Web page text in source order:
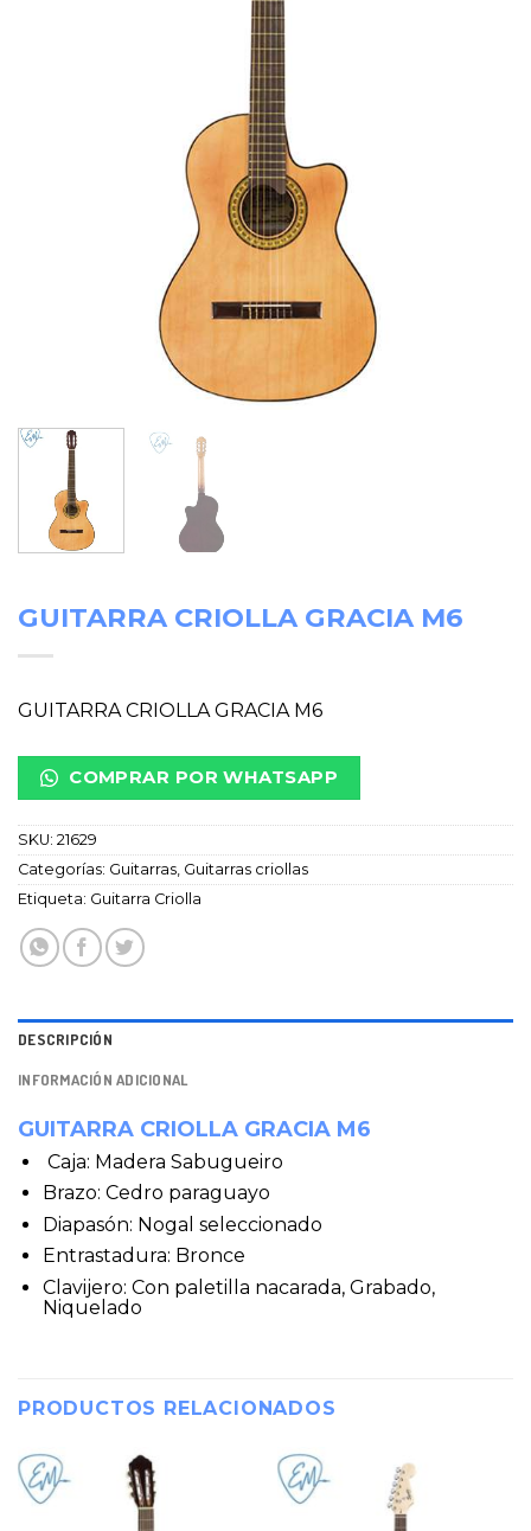
GUITARRA CRIOLLA GRACIA M6
GUITARRA CRIOLLA GRACIA M6
COMPRAR POR WHATSAPP
SKU: 21629
Categorías: Guitarras Guitarras criollas
Etiqueta: Guitarra Criolla
DESCRIPCIÓN
INFORMACIÓN ADICIONAL
GUITARRA CRIOLLA GRACIA M6
Caja: Madera Sabugueiro
Brazo: Cedro paraguayo
Diapasón: Nogal seleccionado
Entrastadura: Bronce
Clavijero: Con paletilla nacarada, Grabado,
Niquelado
PRODUCTOS RELACIONADOS